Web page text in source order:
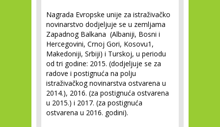
Nagrada Evropske unije za istraživačko
novinarstvo dodjeljuje se u zemljama
Zapadnog Balkana (Albaniji, Bosni i
Hercegovini, Crnoj Gori, Kosovu1 ,
Makedoniji, Srbiji) i Turskoj, u periodu
od tri godine: 2015. (dodjeljuje se za
radove i postignuća na polju
istraživačkog novinarstva ostvarena u
2014.), 2016. (za postignuća ostvarena
u 2015.) i 2017. (za postignuća
ostvarena u 2016. godini).